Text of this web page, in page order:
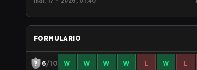
FORMULÁRIO
6/10 W W W W L W L